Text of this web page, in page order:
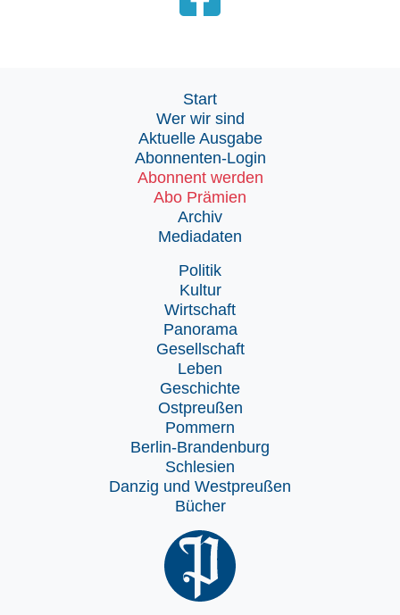
Start
Wer wir sind
Aktuelle Ausgabe
Abonnenten-Login
Abonnent werden
Abo Prämien
Archiv
Mediadaten
Politik
Kultur
Wirtschaft
Panorama
Gesellschaft
Leben
Geschichte
Ostpreußen
Pommern
Berlin-Brandenburg
Schlesien
Danzig und Westpreußen
Bücher